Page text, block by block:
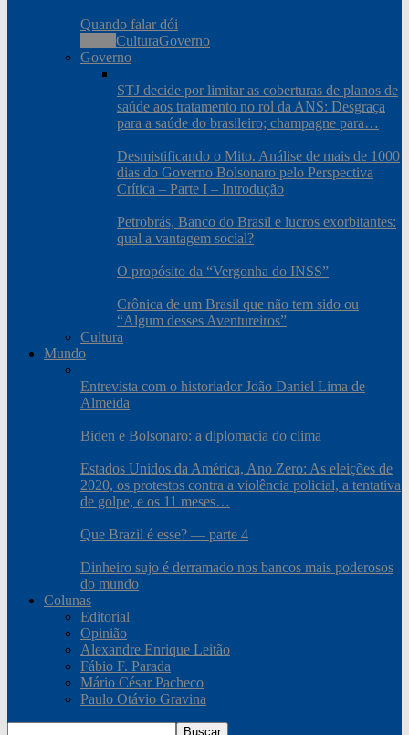
Quando falar dói
CulturaGoverno
Governo
STJ decide por limitar as coberturas de planos de
saúde aos tratamento no rol da ANS: Desgraça
para a saúde do brasileiro; champagne para…
Desmistificando o Mito. Análise de mais de 1000
dias do Governo Bolsonaro pelo Perspectiva
Crítica – Parte I – Introdução
Petrobrás, Banco do Brasil e lucros exorbitantes:
qual a vantagem social?
O propósito da “Vergonha do INSS”
Crônica de um Brasil que não tem sido ou
“Algum desses Aventureiros”
Cultura
Mundo
Entrevista com o historiador João Daniel Lima de
Almeida
Biden e Bolsonaro: a diplomacia do clima
Estados Unidos da América, Ano Zero: As eleições de
2020, os protestos contra a violência policial, a tentativa
de golpe, e os 11 meses…
Que Brazil é esse? — parte 4
Dinheiro sujo é derramado nos bancos mais poderosos
do mundo
Colunas
Editorial
Opinião
Alexandre Enrique Leitão
Fábio F. Parada
Mário César Pacheco
Paulo Otávio Gravina